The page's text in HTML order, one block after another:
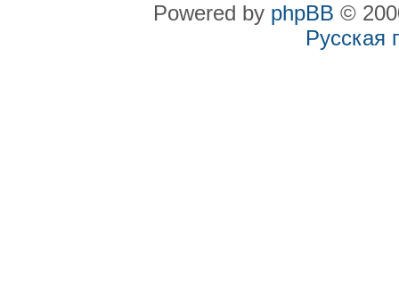
Powered by phpBB ©
Русская